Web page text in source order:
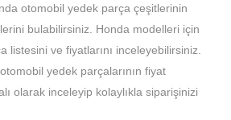
otomobil yedek parça çeşitlerinin
bulabilirsiniz. Honda modelleri için
listesini ve fiyatlarını inceleyebilirsiniz.
yedek parçalarının fiyat
olarak inceleyip kolaylıkla siparişinizi